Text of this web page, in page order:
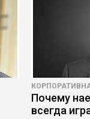
Почему
всегда